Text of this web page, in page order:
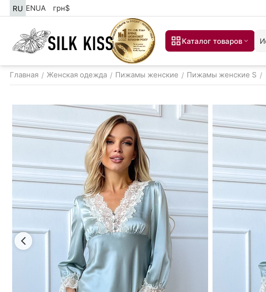
RU ENUA грн$
Каталог товаров
Главная / Женская одежда / Пижамы женские / Пижамы женские S /